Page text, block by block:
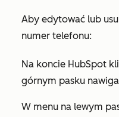
Aby edytować lub
numer telefonu:
Na koncie HubSpot
górnym pasku
W menu na lewym